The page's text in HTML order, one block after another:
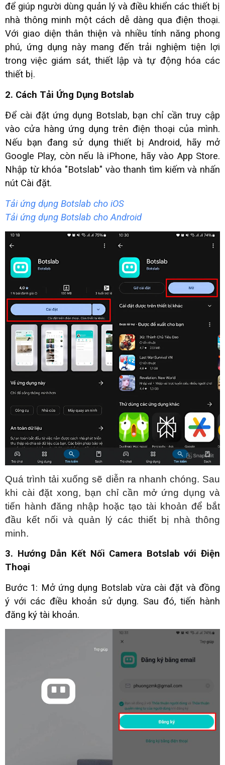
để giúp người dùng quản lý và điều khiển các thiết bị
nhà thông minh một cách dễ dàng qua điện thoại.
Với giao diện thân thiện và nhiều tính năng phong
phú, ứng dụng này mang đến trải nghiệm tiện lợi
trong việc giám sát, thiết lập và tự động hóa các
thiết bị.
2. Cách Tải Ứng Dụng Botslab
Để cài đặt ứng dụng Botslab, bạn chỉ cần truy cập
vào cửa hàng ứng dụng trên điện thoại của mình.
Nếu bạn đang sử dụng thiết bị Android, hãy mở
Google Play, còn nếu là iPhone, hãy vào App Store.
Nhập từ khóa "Botslab" vào thanh tìm kiếm và nhấn
nút Cài đặt.
Tải ứng dụng Botslab cho iOS
Tải ứng dụng Botslab cho Android
Quá trình tải xuống sẽ diễn ra nhanh chóng. Sau
khi cài đặt xong, bạn chỉ cần mở ứng dụng và
tiến hành đăng nhập hoặc tạo tài khoản để bắt
đầu kết nối và quản lý các thiết bị nhà thông
minh.
3. Hướng Dẫn Kết Nối Camera Botslab với Điện
Thoại
Bước 1: Mở ứng dụng Botslab vừa cài đặt và đồng
ý với các điều khoản sử dụng. Sau đó, tiến hành
đăng ký tài khoản.